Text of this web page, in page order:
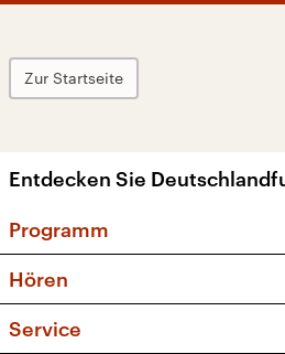
Zur Startseite
Entdecken Sie
Programm
Sendungen und
Musikliste
Hören
Service